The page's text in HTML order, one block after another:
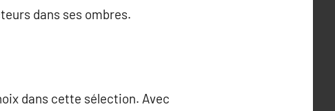
dans ses ombres.
dans cette sélection. Avec